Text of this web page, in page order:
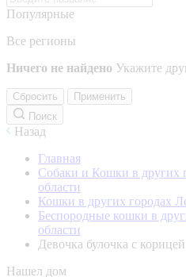
Популярные
Все регионы
Ничего не найдено Укажите
Сбросить
Применить
Поиск
Назад
Главная
Собаки и Кошки в других
области
Кошки в других городах
Беспородные кошки в
области
Девочка булочка с
Нашел дом